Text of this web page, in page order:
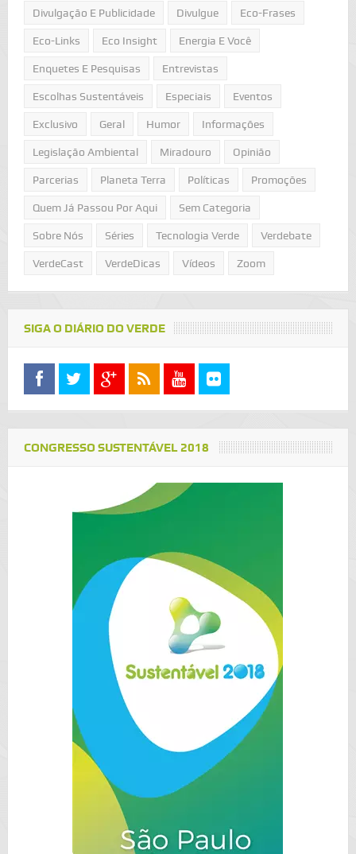
Divulgação E Publicidade Divulgue Eco-Frases
Eco-Links Eco Insight Energia E Você
Enquetes E Pesquisas Entrevistas
Escolhas Sustentáveis Especiais Eventos
Exclusivo Geral Humor Informações
Legislação Ambiental Miradouro Opinião
Parcerias Planeta Terra Políticas Promoções
Quem Já Passou Por Aqui Sem Categoria
Sobre Nós Séries Tecnologia Verde Verdebate
VerdeCast VerdeDicas Vídeos Zoom
SIGA O DIÁRIO DO VERDE
CONGRESSO SUSTENTÁVEL 2018